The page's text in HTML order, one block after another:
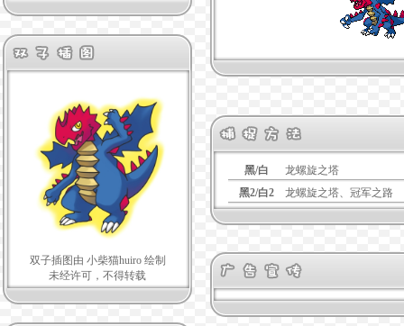
双子插图由 小柴猫huiro 绘制
未经许可，不得转载
黑/白
龙螺旋之塔
黑2/白2
龙螺旋之塔、冠军之路